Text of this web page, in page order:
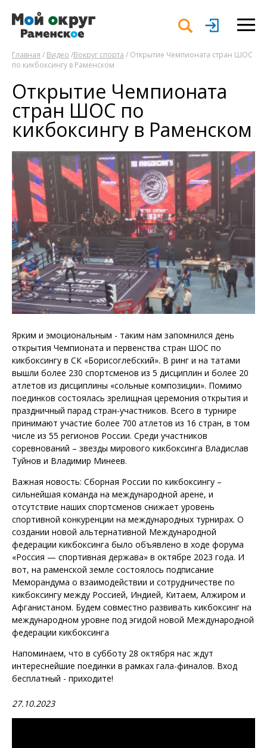
Главная / Видео /Вокруг спорта / Открытие Чемпионата стран ШОС
по кикбоксингу в Раменском
Открытие Чемпионата
стран ШОС по
кикбоксингу в Раменском
Ярким и эмоциональным - таким нам запомнился день
открытия Чемпионата и первенства стран ШОС по
кикбоксингу в СК «Борисоглебский». В ринг и на татами
вышли более 230 спортсменов из 5 дисциплин и более 20
атлетов из дисциплины «сольные композиции». Помимо
поединков состоялась зрелищная церемония открытия и
праздничный парад стран-участников. Всего в турнире
принимают участие более 700 атлетов из 16 стран, в том
числе из 55 регионов России. Среди участников
соревнований – звезды мирового кикбоксинга Владислав
Туйнов и Владимир Минеев.
Важная новость: Сборная России по кикбоксингу –
сильнейшая команда на международной арене, и
отсутствие наших спортсменов снижает уровень
спортивной конкуренции на международных турнирах. О
создании новой альтернативной Международной
федерации кикбоксинга было объявлено в ходе форума
«Россия — спортивная держава» в октябре 2023 года. И
вот, на раменской земле состоялось подписание
Меморандума о взаимодействии и сотрудничестве по
кикбоксингу между Россией, Индией, Китаем, Алжиром и
Афганистаном. Будем совместно развивать кикбоксинг на
международном уровне под эгидой новой Международной
федерации кикбоксинга
Напоминаем, что в субботу 28 октября нас ждут
интереснейшие поединки в рамках гала-финалов. Вход
бесплатный - приходите!
27.10.2023